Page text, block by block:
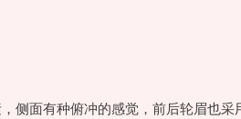
侧面有种俯冲的感觉，前后轮眉也采